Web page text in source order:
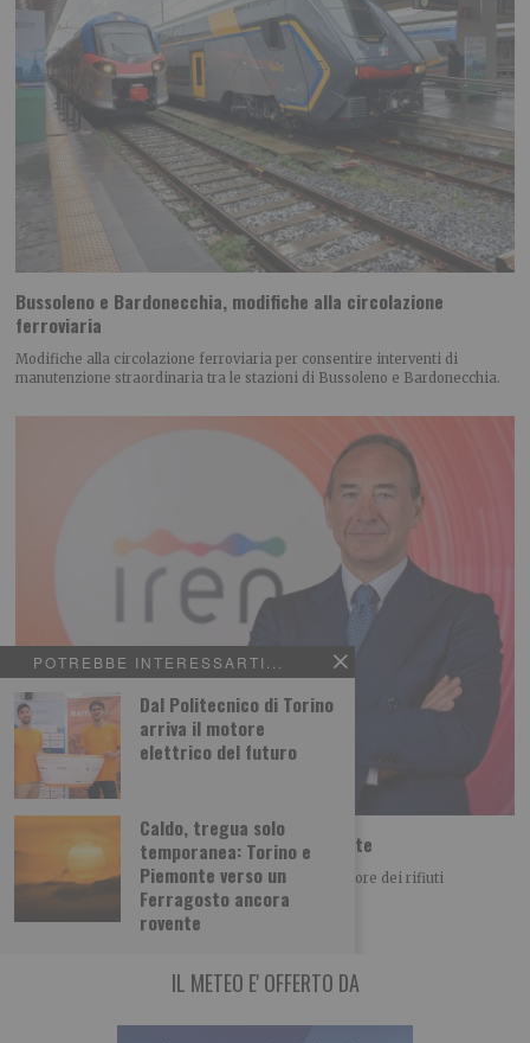
POTREBBE INTERESSARTI...
Dal Politecnico di Torino
arriva il motore
elettrico del futuro
Caldo, tregua solo
temporanea: Torino e
Piemonte verso un
Ferragosto ancora
rovente
Bussoleno e Bardonecchia, modifiche alla circolazione
ferroviaria
Modifiche alla circolazione ferroviaria per consentire interventi di
manutenzione straordinaria tra le stazioni di Bussoleno e Bardonecchia.
Iren Ambiente acquista il 66% di ETAmbiente
Iren Ambiente consolida il posizionamento nel settore dei rifiuti
acquistando il 66% di ETAmbiente società attiva
IL METEO E' OFFERTO DA